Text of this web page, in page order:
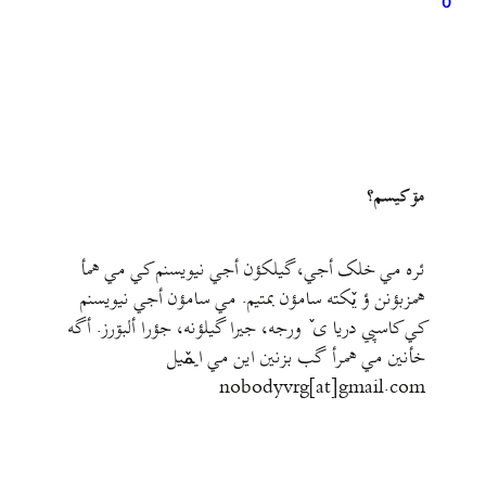
مۊ کيسم؟
ئره مي خلک أجي، گيلکؤن أجي نيويسنم کي مي همأ
همزبؤنن ؤ يٚکته سامؤن بمتيم. مي سامؤن أجي نيويسنم
کي کاسپي دريا ی ٚ ورجه، جيرا گيلؤنه، جؤرا ألبۊرز. أگه
خأنين مي همرأ گب بزنين اين مي ايمٚیل‌ ‌
nobodyvrg[at]gmail.com